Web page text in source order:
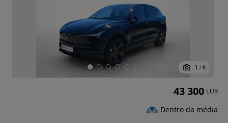
1 / 6
43 300 EUR
Dentro da média